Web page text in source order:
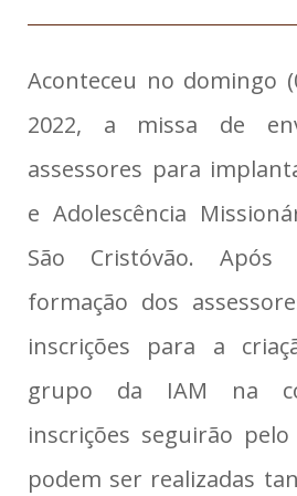
Aconteceu no domingo
2022, a missa de
assessores para
e Adolescência
São Cristóvão.
formação dos
inscrições para a
grupo da IAM na
inscrições seguirão
podem ser realizadas